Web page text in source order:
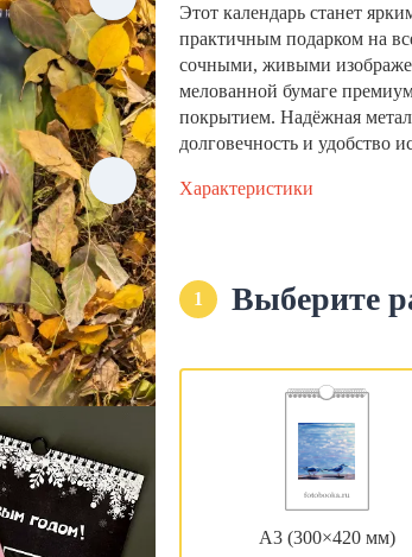
Этот календарь станет
практичным подарком на
сочными, живыми
мелованной бумаге
покрытием. Надёжная
долговечность и удобство
Характеристики
1 Выберите
А3 (300×420 мм)